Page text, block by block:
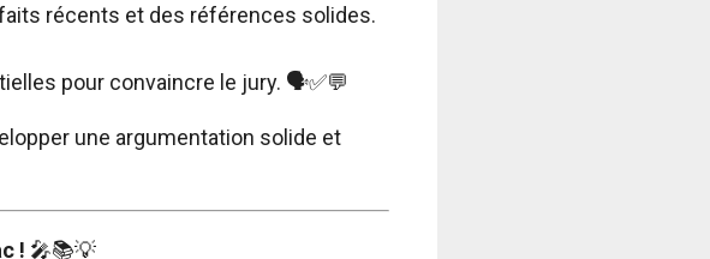
récents et des références solides.
pour convaincre le jury. 🗣️✅💬
une argumentation solide et
! 🎤📚💡